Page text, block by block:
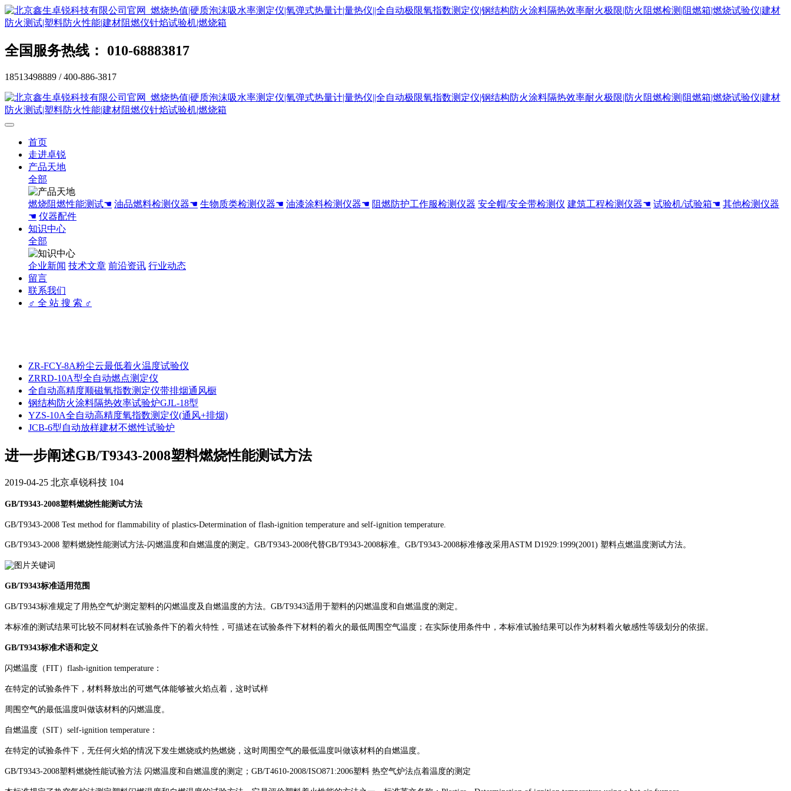
全国服务热线： 010-68883817
18513498889 / 400-886-3817
首页
走进卓锐
产品天地
全部
燃烧阻燃性能测试☚ 油品燃料检测仪器☚ 生物质类检测仪器☚ 油漆涂料检测仪器☚ 阻燃防护工作服检测仪器 安全帽/安全带检测仪 建筑工程检测仪器☚ 试验机/试验箱☚ 其他检测仪器
☚ 仪器配件
知识中心
全部
企业新闻 技术文章 前沿资讯 行业动态
留言
联系我们
♂ 全 站 搜 索 ♂
ZR-FCY-8A粉尘云最低着火温度试验仪
ZRRD-10A型全自动燃点测定仪
全自动高精度顺磁氧指数测定仪带排烟通风橱
钢结构防火涂料隔热效率试验炉GJL-18型
YZS-10A全自动高精度氧指数测定仪(通风+排烟)
JCB-6型自动放样建材不燃性试验炉
进一步阐述GB/T9343-2008塑料燃烧性能测试方法
2019-04-25 北京卓锐科技 104
GB/T9343-2008塑料燃烧性能测试方法
GB/T9343-2008 Test method for flammability of plastics-Determination of flash-ignition temperature and self-ignition temperature.
GB/T9343-2008 塑料燃烧性能测试方法-闪燃温度和自燃温度的测定。GB/T9343-2008代替GB/T9343-2008标准。GB/T9343-2008标准修改采用ASTM D1929:1999(2001) 塑料点燃温度测试方法。
GB/T9343标准适用范围
GB/T9343标准规定了用热空气炉测定塑料的闪燃温度及自燃温度的方法。GB/T9343适用于塑料的闪燃温度和自燃温度的测定。
本标准的测试结果可比较不同材料在试验条件下的着火特性，可描述在试验条件下材料的着火的最低周围空气温度；在实际使用条件中，本标准试验结果可以作为材料着火敏感性等级划分的依据。
GB/T9343标准术语和定义
闪燃温度（FIT）flash-ignition temperature：
在特定的试验条件下，材料释放出的可燃气体能够被火焰点着，这时试样
周围空气的最低温度叫做该材料的闪燃温度。
自燃温度（SIT）self-ignition temperature：
在特定的试验条件下，无任何火焰的情况下发生燃烧或灼热燃烧，这时周围空气的最低温度叫做该材料的自燃温度。
GB/T9343-2008塑料燃烧性能试验方法 闪燃温度和自燃温度的测定； GB/T4610-2008/ISO871:2006塑料 热空气炉法点着温度的测定